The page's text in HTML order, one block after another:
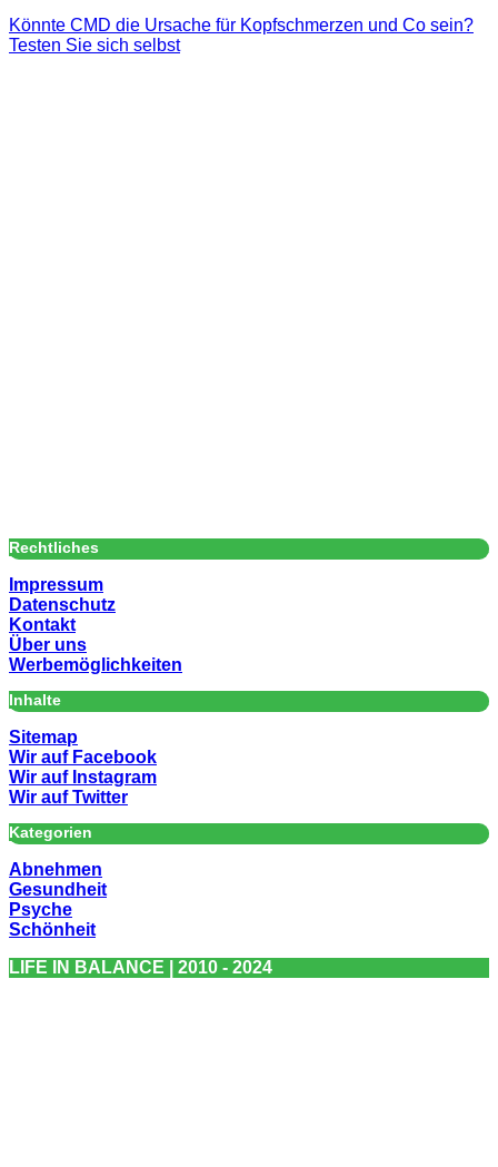
Könnte CMD die Ursache für Kopfschmerzen und Co sein?
Testen Sie sich selbst
Rechtliches
Impressum
Datenschutz
Kontakt
Über uns
Werbemöglichkeiten
Inhalte
Sitemap
Wir auf Facebook
Wir auf Instagram
Wir auf Twitter
Kategorien
Abnehmen
Gesundheit
Psyche
Schönheit
LIFE IN BALANCE | 2010 - 2024